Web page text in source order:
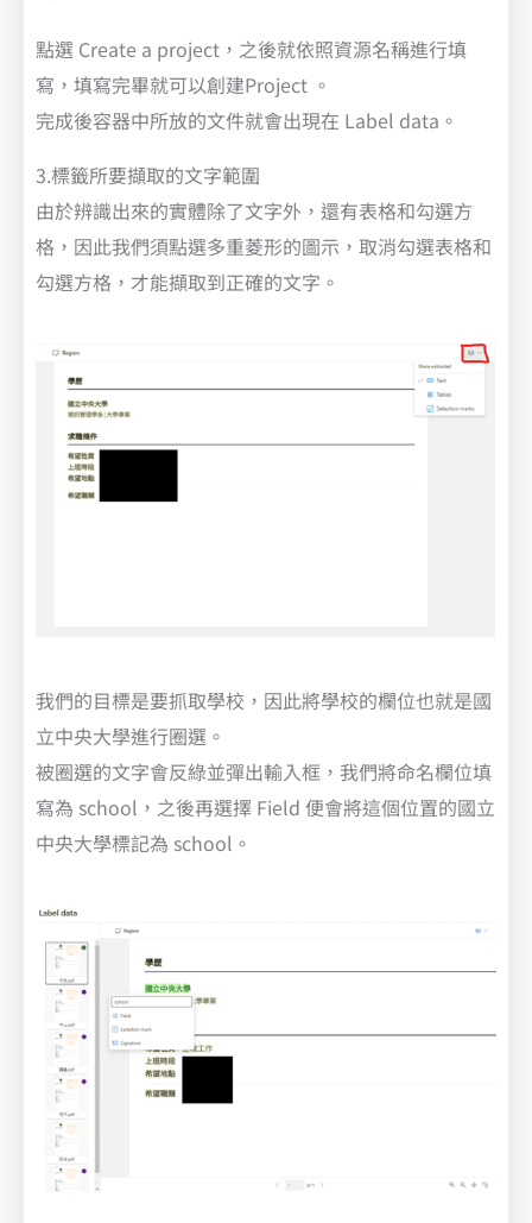
點選 Create a project，之後就依照資源名稱進行填
寫，填寫完畢就可以創建Project 。
完成後容器中所放的文件就會出現在 Label data。
3.標籤所要擷取的文字範圍
由於辨識出來的實體除了文字外，還有表格和勾選方
格，因此我們須點選多重菱形的圖示，取消勾選表格和
勾選方格，才能擷取到正確的文字。
我們的目標是要抓取學校，因此將學校的欄位也就是國
立中央大學進行圈選。
被圈選的文字會反綠並彈出輸入框，我們將命名欄位填
寫為 school，之後再選擇 Field 便會將這個位置的國立
中央大學標記為 school。